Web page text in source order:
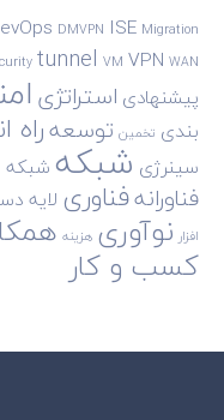
DMVPN ISE Migration
tunnel VM VPN WAN
پیشنهادی استراتژی
بندی تخمین توسعه
سینرژی شبکه شبکه
فناورانهفناوری لایه
افزار نوآوری هزینه
کسب و کار